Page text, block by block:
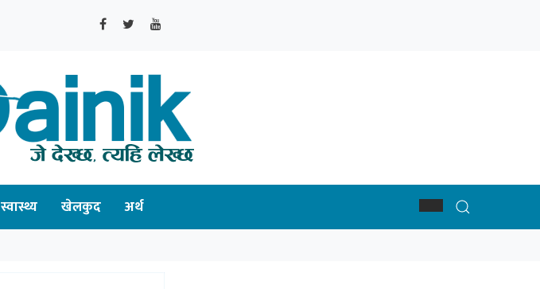
स्वास्थ्य खेलकुद अर्थ